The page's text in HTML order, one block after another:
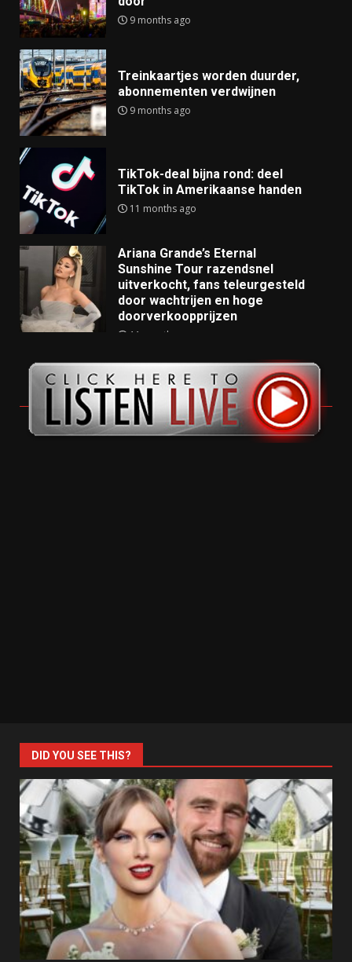
9 months ago
Treinkaartjes worden duurder,
abonnementen verdwijnen
9 months ago
TikTok-deal bijna rond: deel
TikTok in Amerikaanse handen
11 months ago
Ariana Grande’s Eternal
Sunshine Tour razendsnel
uitverkocht, fans teleurgesteld
door wachtrijen en hoge
doorverkoopprijzen
11 months ago
DID YOU SEE THIS?